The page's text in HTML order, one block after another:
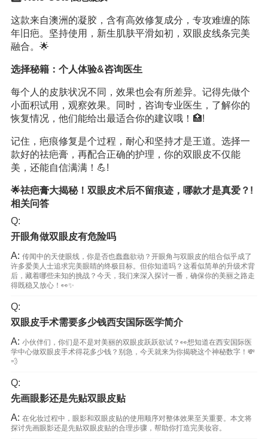
这款来自澳洲的凝胶，含有高效修复成分，专攻难缠的陈
年旧疤。坚持使用，新生肌肤平滑如初，双眼皮线条完美
融合。🌟
选择秘籍：个人体验&咨询医生
每个人的皮肤状况不同，效果也会有所差异。记得先做个
小面积试用，观察效果。同时，咨询专业医生，了解你的
恢复情况，他们能给出最适合你的建议哦！🏥!
记住，疤痕修复是个过程，耐心和坚持才是王道。选择一
款好的祛疤膏，再配合正确的护理，你的双眼皮不仅能
美，还能自信满满！💪!
🌟祛疤膏大揭秘！双眼皮术后不留痕迹，哪款才是真爱？!
相关问答
Q:
开眼角做双眼皮有危险吗
A: 传闻中的天使眼线，你是否也蠢蠢欲动？开眼角与双眼皮的组合似乎成了
许多爱美人士追求完美眼睛的终极目标。但你知道吗？这看似简单的升级术背
后，藏着哪些未知的挑战？今天，我们来深入探讨一番，确保你的美丽之路走
得既稳又放心！👀✨
Q:
双眼皮手术需要多少钱西安国际医学简介
A: 小伙伴们，你们是不是对美丽的双眼皮跃跃欲试？👀想知道在西安国际医
学中心做双眼皮手术得花多少钱？别急，今天就来为你揭晓这个神秘数字！💸
💨
Q:
先画眼影还是先贴双眼皮贴
A: 在化妆过程中，眼影和双眼皮贴的使用顺序对整体效果至关重要。本文将
探讨先画眼影还是先贴双眼皮贴的合理步骤，帮助你打造完美妆容。